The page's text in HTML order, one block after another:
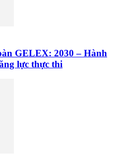
GELEX: 2030 – Hành
lực thực thi